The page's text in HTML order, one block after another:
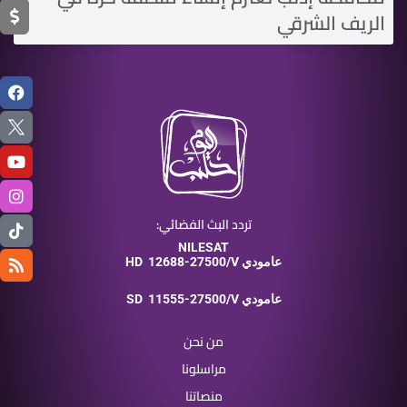
الريف الشرقي
تردد البث الفضائي:
NILESAT
HD
12688-27500/V عامودي
SD 11555-27500/V عامودي
من نحن
مراسلونا
منصاتنا